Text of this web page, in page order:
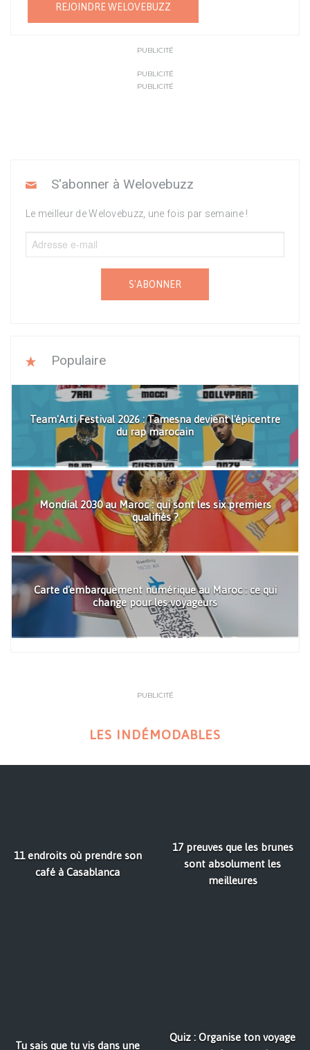
REJOINDRE WELOVEBUZZ
PUBLICITÉ
PUBLICITÉ
PUBLICITÉ
S'abonner à Welovebuzz
Le meilleur de Welovebuzz, une fois par semaine !
S'ABONNER
Populaire
Team'Arti Festival 2026 : Tamesna devient l'épicentre
du rap marocain
Mondial 2030 au Maroc : qui sont les six premiers
qualifiés ?
Carte d'embarquement numérique au Maroc : ce qui
change pour les voyageurs
PUBLICITÉ
LES INDÉMODABLES
11 endroits où prendre son
café à Casablanca
17 preuves que les brunes
sont absolument les
meilleures
Tu sais que tu vis dans une
Quiz : Organise ton voyage